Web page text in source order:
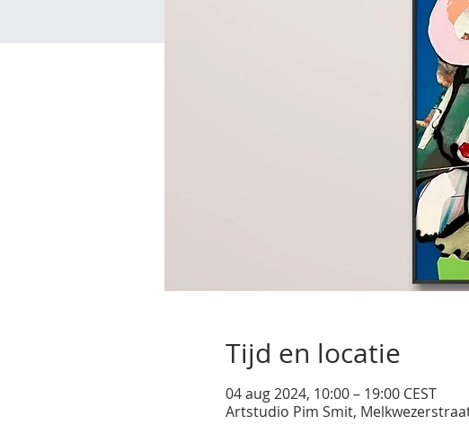
Tijd en locatie
04 aug 2024, 10:00 – 19:00 CEST
Artstudio Pim Smit,